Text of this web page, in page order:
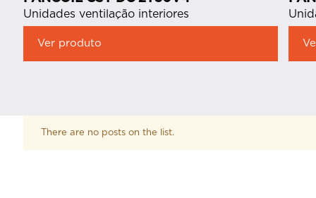
Unidades ventilação interiores
Ver produto
There are no posts on the list.